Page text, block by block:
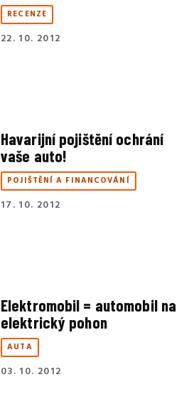
RECENZE
22. 10. 2012
Havarijní pojištění ochrání
vaše auto!
POJIŠTĚNÍ A FINANCOVÁNÍ
17. 10. 2012
Elektromobil = automobil na
elektrický pohon
AUTA
03. 10. 2012